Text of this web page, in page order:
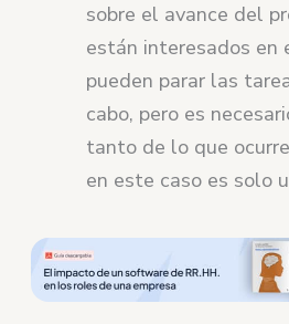
sobre el avance del
están interesados en
pueden parar las
cabo, pero es
tanto de lo que
en este caso es solo